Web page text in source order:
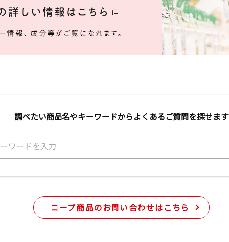
調べたい商品名やキーワードからよくあるご質問を探せます
コープ商品のお問い合わせはこちら